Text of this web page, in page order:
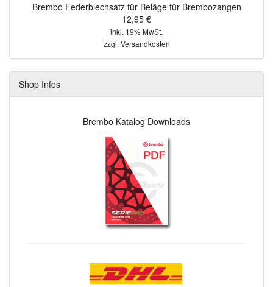
Brembo Federblechsatz für Beläge für Brembozangen
12,95 €
inkl. 19% MwSt.
zzgl. Versandkosten
Shop Infos
Brembo Katalog Downloads